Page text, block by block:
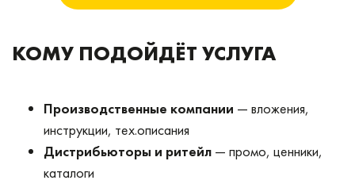
КОМУ ПОДОЙДЁТ УСЛУГА
Производственные компании — вложения,
инструкции, тех.описания
Дистрибьюторы и ритейл — промо, ценники,
каталоги